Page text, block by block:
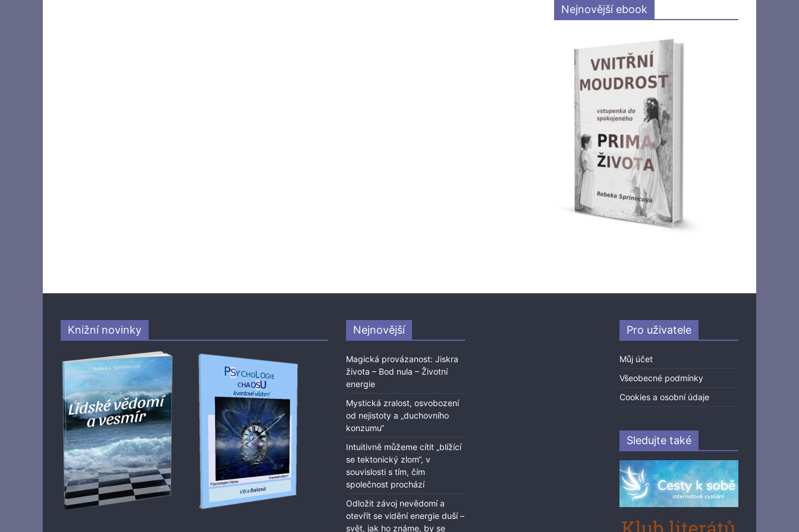
Nejnovější ebook
Knižní novinky Nejnovější
Magická provázanost: Jiskra
života – Bod nula – Životní
energie
Mystická zralost, osvobození
od nejistoty a „duchovního
konzumu“
Intuitivně můžeme cítit „blížící
se tektonický zlom“, v
souvislosti s tím, čím
společnost prochází
Odložit závoj nevědomí a
otevřít se vidění energie duší –
svět, jak ho známe, by se
Pro uživatele
Můj účet
Všeobecné podmínky
Cookies a osobní údaje
Sledujte také